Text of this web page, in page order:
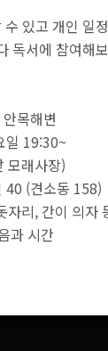
있고 개인 일
독서에 참여해
목해변
일 19:30~
모래사장)
(견소동 158)
리, 간이 의자
과 시간